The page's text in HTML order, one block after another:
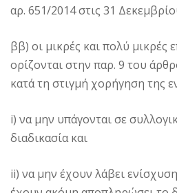
αρ. 651/2014 στις 31
ββ) οι μικρές και πολύ μικρές
ορίζονται στην παρ. 9 του
κατά τη στιγμή χορήγηση της
i) να μην υπάγονται σε
διαδικασία και
ii) να μην έχουν λάβει